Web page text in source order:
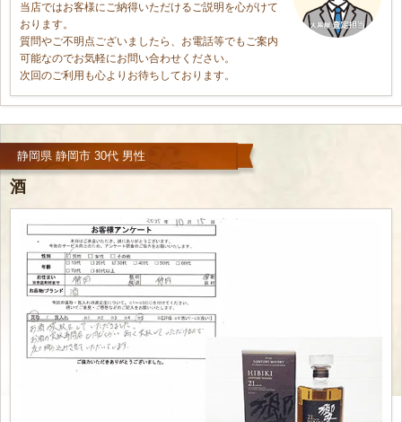
当店ではお客様にご納得いただけるご説明を心がけて
おります。
質問やご不明点ございましたら、お電話等でもご案内
可能なのでお気軽にお問い合わせください。
次回のご利用も心よりお待ちしております。
静岡県 静岡市 30代 男性
酒